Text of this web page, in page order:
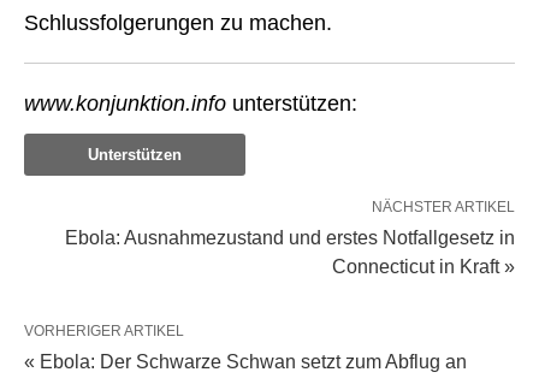
Schlussfolgerungen zu machen.
www.konjunktion.info unterstützen:
Unterstützen
NÄCHSTER ARTIKEL
Ebola: Ausnahmezustand und erstes Notfallgesetz in
Connecticut in Kraft »
VORHERIGER ARTIKEL
« Ebola: Der Schwarze Schwan setzt zum Abflug an